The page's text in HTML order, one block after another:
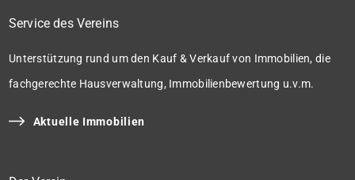
Service des Vereins
Unterstützung rund um den Kauf & Verkauf von Immobilien, die
fachgerechte Hausverwaltung, Immobilienbewertung u.v.m.
Aktuelle Immobilien